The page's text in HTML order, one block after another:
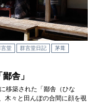
言堂 群言堂日記
茅葺
舎」
移築された「鄙舎（ひな
木々と田んぼの合間に顔を覗